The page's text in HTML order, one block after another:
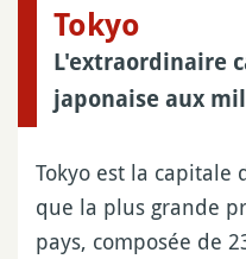
Tokyo
L'extraordinaire
japonaise aux
Tokyo est la capitale
que la plus grande
pays, composée de